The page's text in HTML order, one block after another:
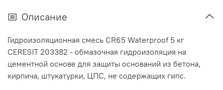
Описание
Гидроизоляционная смесь CR65 Waterproof 5 кг
CERESIT 203382 - обмазочная гидроизоляция на
цементной основе для защиты оснований из бетона,
кирпича, штукатурки, ЦПС, не содержащих гипс.